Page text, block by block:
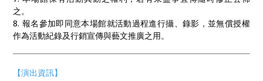
之。
8. 報名參加即同意本場館就活動過程進行攝、錄影，並無償授權
作為活動紀錄及行銷宣傳與藝文推廣之用。
【演出資訊】